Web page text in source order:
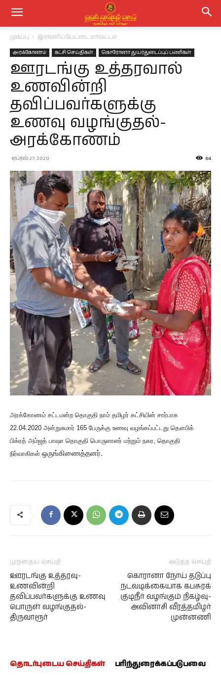
முகப்பு இராணிப்பேட்டை மாவட்டம்
அரக்கோணம் கட்சி செய்திகள் கொரோனா துயர்துடைப்புப் பணிகள்
ஊரடங்கு உத்தரவால்
உணவின்றி
தவிப்பவர்களுக்கு
உணவு வழங்குதல்-
அரக்கோணம்
ஏப்ரல் 27, 2020 64
அரக்கோணம் சட்டமன்ற தொகுதி நாம் தமிழர் கட்சியின் சார்பாக
22.04.2020 அன்றுசுமார் 165 பேருக்கு உணவு வழங்கப்பட்டது தௌபிக்
பிக்ரத் அம்ஜத் பாஷா தொகுதி பொருளாளர் மற்றும் நகர, தொகுதி
நிர்வாகிகள் ஒருங்கிணைத்தனர்.
முந்தைய செய்தி
ஊரடங்கு உத்தரவு-
உணவின்றி
தவிப்பவர்களுக்கு உணவு
பொருள் வழங்குதல்-
திருவாரூர்
அடுத்த செய்தி
கொரானா நோய் தடுப்பு
நடவடிக்கையாக கபசுரக்
குடிநீர் வழங்கும் நிகழ்வு-
அவினாசி வீரத்தமிழர்
முன்னணி
தொடர்புடைய செய்திகள் பரிந்துரைக்கப்படுபவை